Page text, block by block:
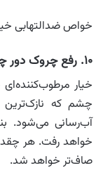
خواص ضدالتهابی
۱۰. رفع چروک دور چشم
خیار
چشم که
آب‌رسانی می‌شود.
خواهد رفت. هر
صاف‌تر خواهد شد.